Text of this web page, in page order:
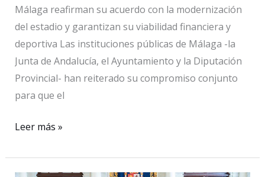
Málaga reafirman su acuerdo con la modernización
del estadio y garantizan su viabilidad financiera y
deportiva Las instituciones públicas de Málaga -la
Junta de Andalucía, el Ayuntamiento y la Diputación
Provincial- han reiterado su compromiso conjunto
para que el
Las
públicas
Leer más »